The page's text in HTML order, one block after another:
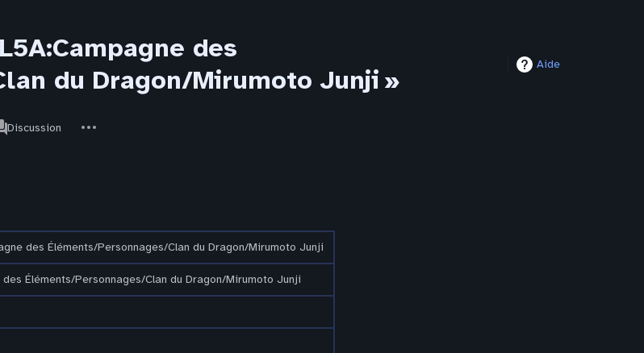
des
du Dragon/Mirumoto Junji »
Aide
Discussion
actions
des Éléments/Personnages/Clan du Dragon/Mirumoto Junji
des Éléments/Personnages/Clan du Dragon/Mirumoto Junji